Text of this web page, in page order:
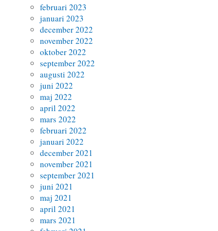
februari 2023
januari 2023
december 2022
november 2022
oktober 2022
september 2022
augusti 2022
juni 2022
maj 2022
april 2022
mars 2022
februari 2022
januari 2022
december 2021
november 2021
september 2021
juni 2021
maj 2021
april 2021
mars 2021